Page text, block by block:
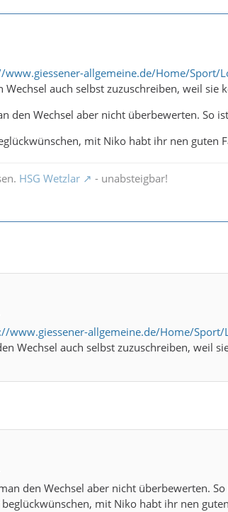
www.giessener-allgemeine.de/Home/Sport/
Wechsel auch selbst zuzuschreiben, weil
den Wechsel aber nicht überbewerten. So
mit Niko habt ihr nen guten
HSG Wetzlar - unabsteigbar!
www.giessener-allgemeine.de/Home/
Wechsel auch selbst zuzuschreiben, weil
den Wechsel aber nicht überbewerten.
mit Niko habt ihr nen